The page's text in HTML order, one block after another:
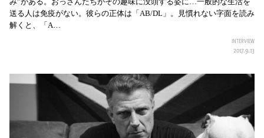
送る人は免疫がない。彼らの正体は「AB/DL」。見慣れない字面を読み
解くと、「A…
INTERVIEW
2017.9.13